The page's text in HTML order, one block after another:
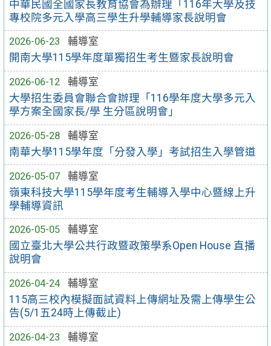
中華民國全國家長教育協會為辦理「116年大學及技
專校院多元入學高三學生升學輔導家長說明會
2026-06-23
輔導室
開南大學115學年度單獨招生考生暨家長說明會
2026-06-12
輔導室
大學招生委員會聯合會辦理「116學年度大學多元入
學方案全國家長/學 生分區說明會」
2026-05-28
輔導室
南華大學115學年度「分發入學」考試招生入學管道
2026-05-07
輔導室
嶺東科技大學115學年度考生輔導入學中心暨線上升
學輔導資訊
2026-05-05
輔導室
國立臺北大學公共行政暨政策學系Open House 直播
說明會
2026-04-24
輔導室
115高三校內模擬面試資料上傳網址及需上傳學生公
告(5/1五24時上傳截止)
2026-04-23
輔導室